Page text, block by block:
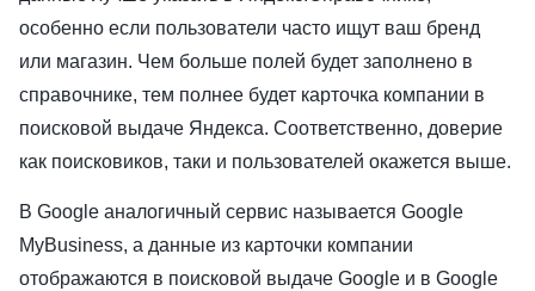
особенно если пользователи часто ищут ваш бренд
или магазин. Чем больше полей будет заполнено в
справочнике, тем полнее будет карточка компании в
поисковой выдаче Яндекса. Соответственно, доверие
как поисковиков, таки и пользователей окажется выше.
В Google аналогичный сервис называется Google
MyBusiness, а данные из карточки компании
отображаются в поисковой выдаче Google и в Google